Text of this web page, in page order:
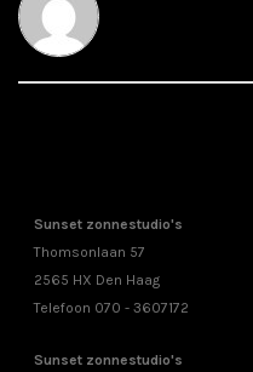
Sunset zonnestudio's
Thomsonlaan 57
2565 HX Den Haag
Telefoon 070 - 3607172
Sunset zonnestudio's